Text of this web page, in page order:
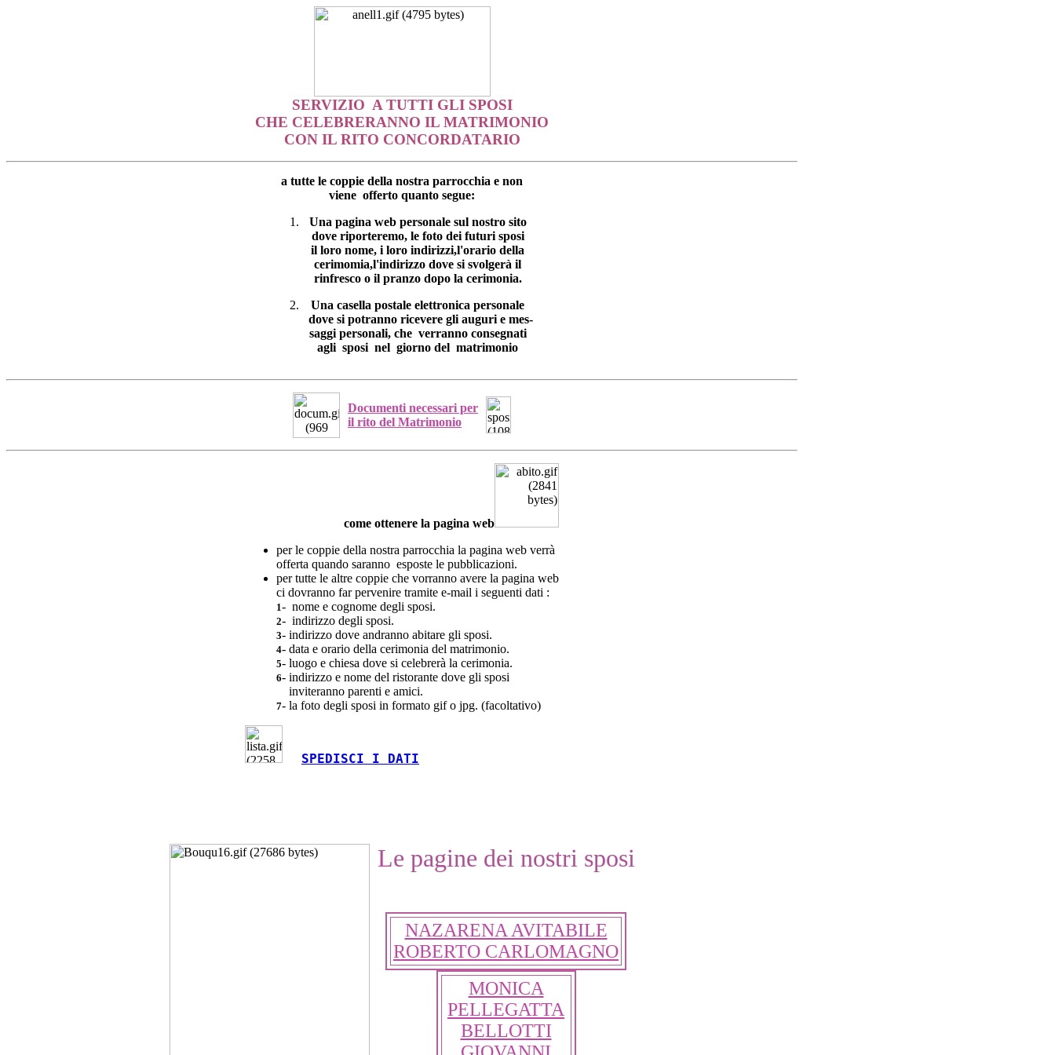
SERVIZIO A TUTTI GLI SPOSI
CHE CELEBRERANNO IL MATRIMONIO
CON IL RITO CONCORDATARIO
a tutte le coppie della nostra parrocchia e non
viene offerto quanto segue:
Una pagina web personale sul nostro sito
dove riporteremo, le foto dei futuri sposi
il loro nome, i loro indirizzi,l'orario della
cerimomia,l'indirizzo dove si svolgerà il
rinfresco o il pranzo dopo la cerimonia.
Una casella postale elettronica personale
dove si potranno ricevere gli auguri e mes-
saggi personali, che verranno consegnati
agli sposi nel giorno del matrimonio
Documenti necessari per
il rito del Matrimonio
come ottenere la pagina web
per le coppie della nostra parrocchia la pagina web verrà
offerta quando saranno esposte le pubblicazioni.
per tutte le altre coppie che vorranno avere la pagina web
ci dovranno far pervenire tramite e-mail i seguenti dati :
1- nome e cognome degli sposi.
2- indirizzo degli sposi.
3- indirizzo dove andranno abitare gli sposi.
4- data e orario della cerimonia del matrimonio.
5- luogo e chiesa dove si celebrerà la cerimonia.
6- indirizzo e nome del ristorante dove gli sposi
inviteranno parenti e amici.
7- la foto degli sposi in formato gif o jpg. (facoltativo)
SPEDISCI I DATI
Le pagine dei nostri sposi
NAZARENA AVITABILE
ROBERTO CARLOMAGNO
MONICA
PELLEGATTA
BELLOTTI